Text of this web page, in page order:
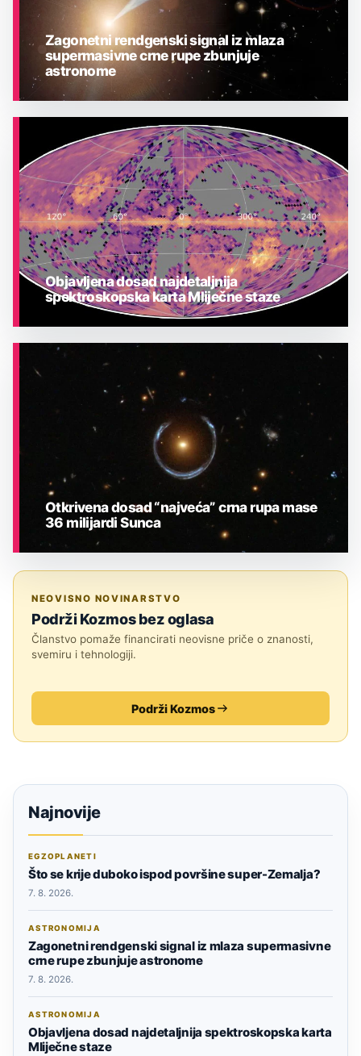
ASTRONOMIJA
Zagonetni rendgenski signal iz mlaza
supermasivne crne rupe zbunjuje
astronome
ASTRONOMIJA
Objavljena dosad najdetaljnija
spektroskopska karta Mliječne staze
Otkrivena dosad “najveća” crna rupa mase
36 milijardi Sunca
NEOVISNO NOVINARSTVO
Podrži Kozmos bez oglasa
Članstvo pomaže financirati neovisne priče o znanosti,
svemiru i tehnologiji.
Podrži Kozmos
Najnovije
EGZOPLANETI
Što se krije duboko ispod površine super-Zemalja?
7. 8. 2026.
ASTRONOMIJA
Zagonetni rendgenski signal iz mlaza supermasivne
crne rupe zbunjuje astronome
7. 8. 2026.
ASTRONOMIJA
Objavljena dosad najdetaljnija spektroskopska karta
Mliječne staze